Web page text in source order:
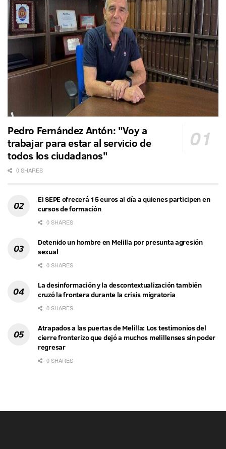
Pedro Fernández Antón: "Voy a
trabajar para estar al servicio de
todos los ciudadanos"
0 SHARES
El SEPE ofrecerá 15 euros al día a quienes participen en
cursos de formación
0 SHARES
Detenido un hombre en Melilla por presunta agresión
sexual
0 SHARES
La desinformación y la descontextualización también
cruzó la frontera durante la crisis migratoria
0 SHARES
Atrapados a las puertas de Melilla: Los testimonios del
cierre fronterizo que dejó a muchos melillenses sin poder
regresar
0 SHARES